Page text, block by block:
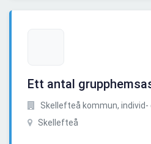
Ett antal
Skellefteå kommun, individ-
Skellefteå